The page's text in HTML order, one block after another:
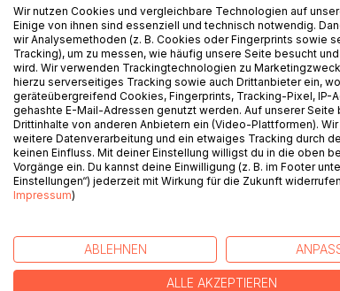
Schwaben, Ende des 11. Jahrhunderts:
angeklagt und fällt in die Hände des
Augsburg einen fatalen Ablasshandel
Heiden zu befreien. Nun wird er
Mit seiner schwangeren Gefährtin
man Stadt der tausend Könige nennt.
WEITERE TITEL
Wir nutzen Cookies und vergleichbare Technologien auf
Einige von ihnen sind essenziell und technisch notwendig.
wir Analysemethoden (z. B. Cookies oder Fingerprints sowie
Tracking), um zu messen, wie häufig unsere Seite besucht
wird. Wir verwenden Trackingtechnologien zu
hierzu serverseitiges Tracking sowie auch Drittanbieter ein,
geräteübergreifend Cookies, Fingerprints, Tracking-Pixel, IP-
gehashte E-Mail-Adressen genutzt werden. Auf unserer Seite
Drittinhalte von anderen Anbietern ein (Video-Plattformen).
weitere Datenverarbeitung und ein etwaiges Tracking durch
keinen Einfluss. Mit deiner Einstellung willigst du in die oben
Vorgänge ein. Du kannst deine Einwilligung (z. B. im Footer
Einstellungen“) jederzeit mit Wirkung für die Zukunft
Impressum)
ABLEHNEN
ALLE AKZEPTIEREN